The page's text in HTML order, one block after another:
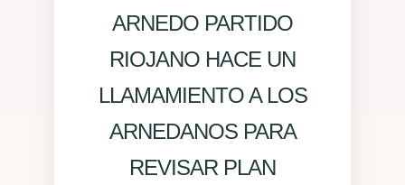
ARNEDO PARTIDO
RIOJANO HACE UN
LLAMAMIENTO A LOS
ARNEDANOS PARA
REVISAR PLAN